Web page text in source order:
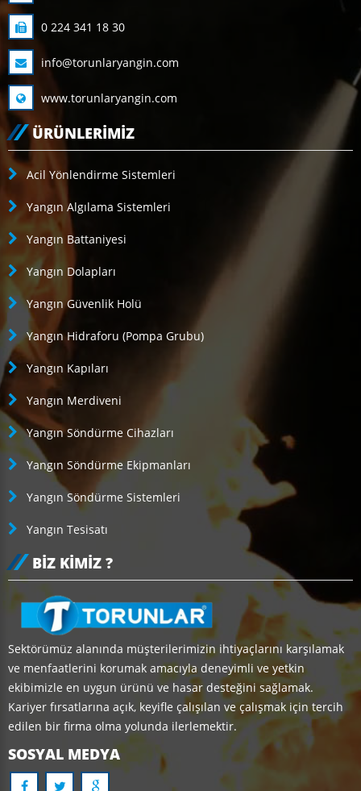
0 224 341 18 30
info@torunlaryangin.com
www.torunlaryangin.com
ÜRÜNLERIMIZ
Acil Yönlendirme Sistemleri
Yangın Algılama Sistemleri
Yangın Battaniyesi
Yangın Dolapları
Yangın Güvenlik Holü
Yangın Hidraforu (Pompa Grubu)
Yangın Kapıları
Yangın Merdiveni
Yangın Söndürme Cihazları
Yangın Söndürme Ekipmanları
Yangın Söndürme Sistemleri
Yangın Tesisatı
BIZ KIMIZ ?
Sektörümüz alanında müşterilerimizin ihtiyaçlarını karşılamak
ve menfaatlerini korumak amacıyla deneyimli ve yetkin
ekibimizle en uygun ürünü ve hasar desteğini sağlamak.
Kariyer fırsatlarına açık, keyifle çalışılan ve çalışmak için tercih
edilen bir firma olma yolunda ilerlemektir.
SOSYAL MEDYA